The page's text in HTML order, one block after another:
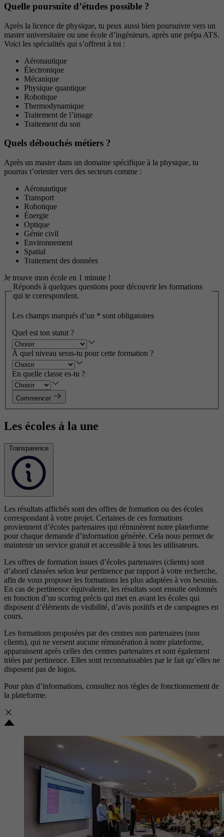
Quelle poursuite d’études possible ?
Après la licence de physique, tu peux aussi bien poursuivre vers un
master universitaire ou une école d’ingénieurs, après une prépa ATS.
Voici les spécialités qui s’offrent à toi :
Aéronautique
Électronique
Mécanique
Physique quantique
Robotique
Thermodynamique
Traitement de l’image
Traitement du son
Quels débouchés métiers ?
Après un master dans un domaine spécifique à la physique, tu
pourras t’orienter vers des secteurs comme :
Aéronautique
Transport
Robotique
Énergie
Optique
Génie civil
Environnement
Spatial
Traitement des données
Je trouve mon école en 1 minute !
Réponds à quelques questions pour découvrir les formations
qui te correspondent.
Les champs marqués d’un * sont obligatoires
Quel est ton statut ?
À quel niveau seras-tu pour cette formation ?
En quelle classe es-tu ?
Commencer
Les écoles à la une
Transparence
Les résultats affichés sont des offres de formation ou des écoles
correspondant à votre projet. Certaines de ces formations
proviennent d’écoles partenaires qui rémunèrent notre plateforme
pour chaque demande d’information générée. Cela nous permet de
maintenir un service gratuit et accessible à tous les utilisateurs.
Les offres de formation issues d’écoles partenaires (clients) sont
d’abord classées selon leur pertinence par rapport à votre recherche,
afin de vous proposer les formations les plus adaptées à vos besoins.
En cas de pertinence équivalente, les résultats sont ensuite ordonnés
en fonction d’un scoring précis qui met en avant les écoles qui
disposent d’éléments de visibilité, d’avis positifs et de campagnes en
cours.
Les formations proposées par des centres non partenaires (non
clients), qui ne versent aucune rémunération à notre plateforme,
apparaissent après celles des centres partenaires et sont également
triées par pertinence. Elles sont reconnaissables par le fait qu’elles ne
disposent pas de logos.
Pour plus d’informations, consultez nos règles de fonctionnement de
la plateforme.